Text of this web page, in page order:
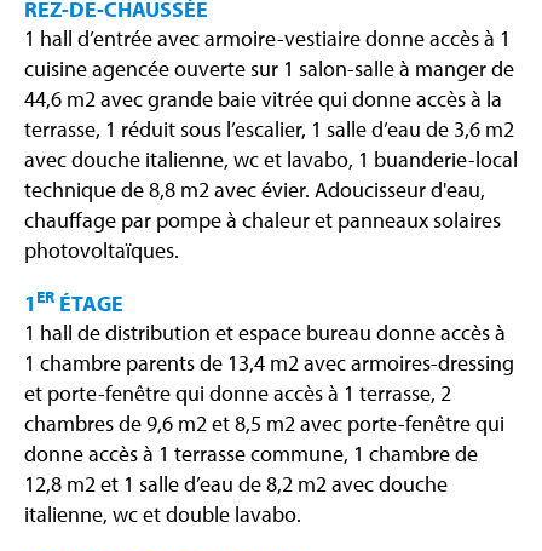
REZ-DE-CHAUSSÉE
1 hall d’entrée avec armoire-vestiaire donne accès à 1
cuisine agencée ouverte sur 1 salon-salle à manger de
44,6 m2 avec grande baie vitrée qui donne accès à la
terrasse, 1 réduit sous l’escalier, 1 salle d’eau de 3,6 m2
avec douche italienne, wc et lavabo, 1 buanderie-local
technique de 8,8 m2 avec évier. Adoucisseur d'eau,
chauffage par pompe à chaleur et panneaux solaires
photovoltaïques.
1 ER ÉTAGE
1 hall de distribution et espace bureau donne accès à
1 chambre parents de 13,4 m2 avec armoires-dressing
et porte-fenêtre qui donne accès à 1 terrasse, 2
chambres de 9,6 m2 et 8,5 m2 avec porte-fenêtre qui
donne accès à 1 terrasse commune, 1 chambre de
12,8 m2 et 1 salle d’eau de 8,2 m2 avec douche
italienne, wc et double lavabo.